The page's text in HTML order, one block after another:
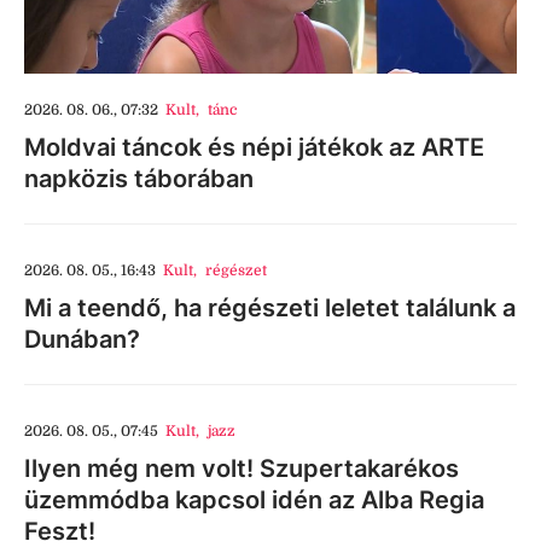
2026. 08. 06., 07:32 Kult, tánc
Moldvai táncok és népi játékok az ARTE
napközis táborában
2026. 08. 05., 16:43 Kult, régészet
Mi a teendő, ha régészeti leletet találunk a
Dunában?
2026. 08. 05., 07:45 Kult, jazz
Ilyen még nem volt! Szupertakarékos
üzemmódba kapcsol idén az Alba Regia
Feszt!